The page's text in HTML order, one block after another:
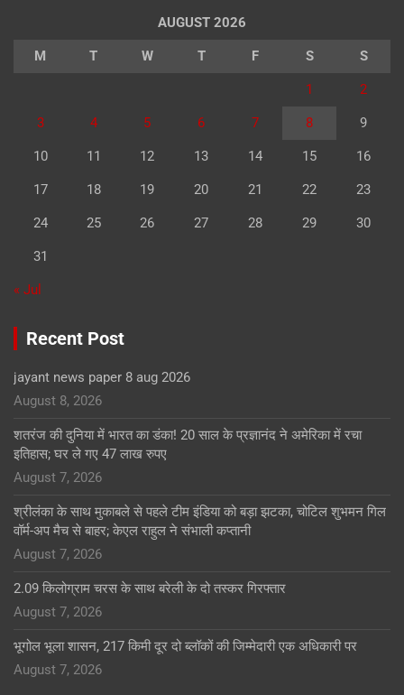
AUGUST 2026
M T W T F S S
1 2
3 4 5 6 7 8 9
10 11 12 13 14 15 16
17 18 19 20 21 22 23
24 25 26 27 28 29 30
31
« Jul
Recent Post
jayant news paper 8 aug 2026
August 8, 2026
शतरंज की दुनिया में भारत का डंका! 20 साल के प्रज्ञानंद ने अमेरिका में रचा
इतिहास; घर ले गए 47 लाख रुपए
August 7, 2026
श्रीलंका के साथ मुकाबले से पहले टीम इंडिया को बड़ा झटका, चोटिल शुभमन गिल
वॉर्म-अप मैच से बाहर; केएल राहुल ने संभाली कप्तानी
August 7, 2026
2.09 किलोग्राम चरस के साथ बरेली के दो तस्कर गिरफ्तार
August 7, 2026
भूगोल भूला शासन, 217 किमी दूर दो ब्लॉकों की जिम्मेदारी एक अधिकारी पर
August 7, 2026